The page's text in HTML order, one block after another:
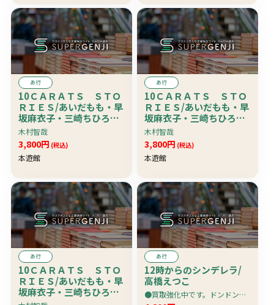
あ行
10ＣＡＲＡＴＳ ＳＴＯ
ＲＩＥＳ/あいだもも・早
坂麻衣子・三崎ちひろ・
星野陽子・牧本千幸
木村智哉
3,800円 (税込)
本遊館
あ行
10ＣＡＲＡＴＳ ＳＴＯ
ＲＩＥＳ/あいだもも・早
坂麻衣子・三崎ちひろ・
星野陽子・牧本千幸
木村智哉
3,800円 (税込)
本遊館
あ行
10ＣＡＲＡＴＳ ＳＴＯ
ＲＩＥＳ/あいだもも・早
坂麻衣子・三崎ちひろ・
あ行
12時からのシンデレラ/
高橋えつこ
●買取強化中です。ドンドン売ってください。特に写真集・ＤＶＤが高価買取り